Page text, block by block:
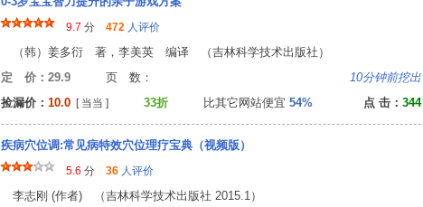
9.7 分 472 人评价
（韩）姜多衍 著，李美英 编译 （吉林科学技术出版社）
定 价：29.9 页 数： 10分钟前挖出
捡漏价： 10.0 [ 当当 ] 33折 比其它网站便宜 54% 点 击： 344
疾病穴位调:常见病特效穴位理疗宝典（视频版）
5.6 分 36 人评价
李志刚 (作者) （吉林科学技术出版社 2015.1）